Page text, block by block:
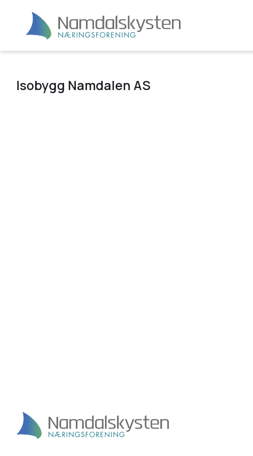
Isobygg Namdalen AS